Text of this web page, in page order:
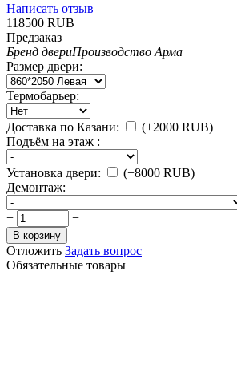
Написать отзыв
‍118500‍ RUB
Предзаказ
Бренд двериПроизводство Арма
Размер двери:
Термобарьер:
Доставка по Казани: (+2000 RUB)
Подъём на этаж :
Установка двери: (+8000 RUB)
Демонтаж:
+ −
В корзину
Отложить Задать вопрос
Обязательные товары